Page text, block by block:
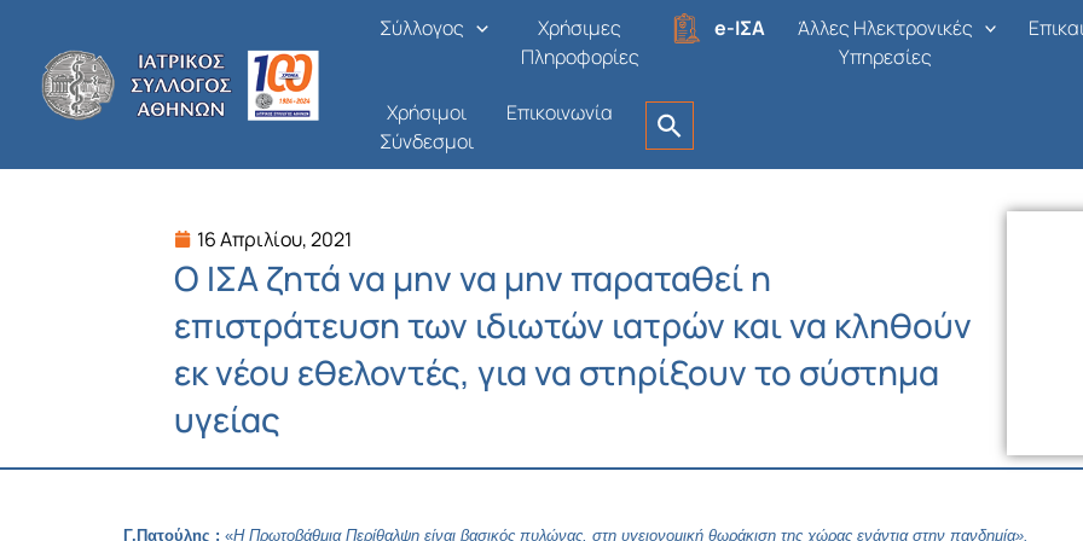
περιεχόμενο
Σύλλογος
Χρήσιμες
Πληροφορίες
e-ΙΣΑ
Άλλες Ηλεκτρονικές
Υπηρεσίες
Χρήσιμοι
Σύνδεσμοι
Επικοινωνία
16 Απριλίου, 2021
Ο ΙΣΑ ζητά να μην να μην παραταθεί η
επιστράτευση των ιδιωτών ιατρών και να κληθούν
εκ νέου εθελοντές, για να στηρίξουν το σύστημα
υγείας
Γ.Πατούλης : «Η Πρωτοβάθμια Περίθαλψη είναι βασικός πυλώνας, στη υγειονομική θωράκιση της χώρας ενάντια στην πανδημία».